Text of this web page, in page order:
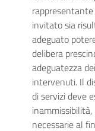
invitato sia
adeguato
delibera
adeguatezza
intervenuti. Il
di servizi deve
necessarie al